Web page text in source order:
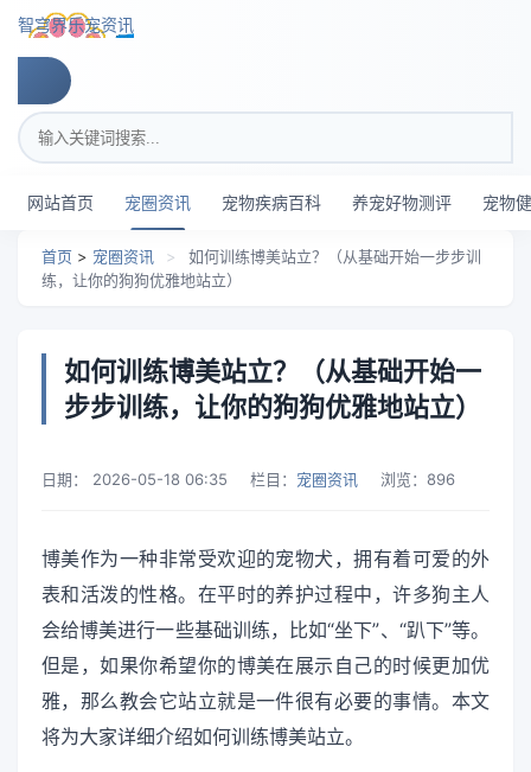
跳转到主要内容
智穹界乐宠资讯
搜索关键词
网站首页 宠圈资讯 宠物疾病百科 养宠好物测评 宠物
首页 > 宠圈资讯 >
如何训练博美站立？（从基础开始一步步训
练，让你的狗狗优雅地站立）
如何训练博美站立？（从基础开始一
步步训练，让你的狗狗优雅地站立）
日期： 2026-05-18 06:35 栏目： 宠圈资讯 浏览： 896
博美作为一种非常受欢迎的宠物犬，拥有着可爱的外
表和活泼的性格。在平时的养护过程中，许多狗主人
会给博美进行一些基础训练，比如“坐下”、“趴下”等。
但是，如果你希望你的博美在展示自己的时候更加优
雅，那么教会它站立就是一件很有必要的事情。本文
将为大家详细介绍如何训练博美站立。